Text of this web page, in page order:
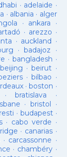
· adelaide ·
· albania · alger
· ankara ·
· arezzo ·
· auckland ·
·badajoz ·
· bangladesh ·
beijing ·beirut ·
·bilbao ·
·boston ·
·bratislava ·
· bristol ·
· budapest·
· cabo verde ·
· canarias·
· carcassonne ·
· chambéry·